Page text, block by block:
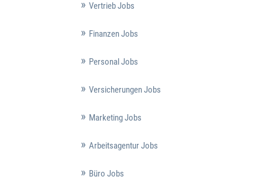
Vertrieb Jobs
Finanzen Jobs
Personal Jobs
Versicherungen Jobs
Marketing Jobs
Arbeitsagentur Jobs
Büro Jobs